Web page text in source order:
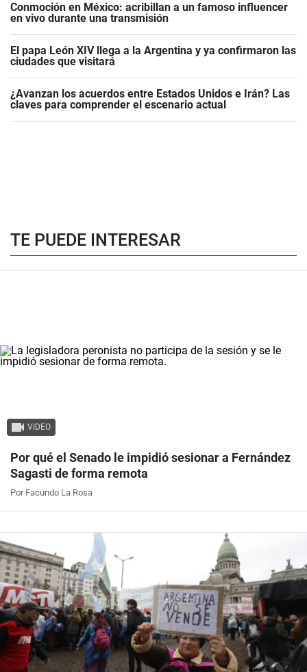
Conmoción en México: acribillan a un famoso influencer
en vivo durante una transmisión
El papa León XIV llega a la Argentina y ya confirmaron las
ciudades que visitará
¿Avanzan los acuerdos entre Estados Unidos e Irán? Las
claves para comprender el escenario actual
TE PUEDE INTERESAR
VIDEO
Por qué el Senado le impidió sesionar a Fernández
Sagasti de forma remota
Por Facundo La Rosa